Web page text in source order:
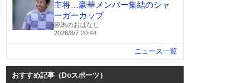
主将…豪華メンバー集結のシャ
ーガーカップ
競馬のおはなし
2026/8/7 20:44
ニュース一覧
おすすめ記事（Doスポーツ）